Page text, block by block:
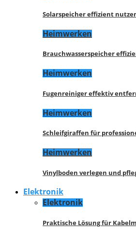
Solarspeicher effizient
Heimwerken
Brauchwasserspeicher
Heimwerken
Fugenreiniger effektiv
Heimwerken
Schleifgiraffen für
Heimwerken
Vinylboden verlegen und
Elektronik
Elektronik
Praktische Lösung für